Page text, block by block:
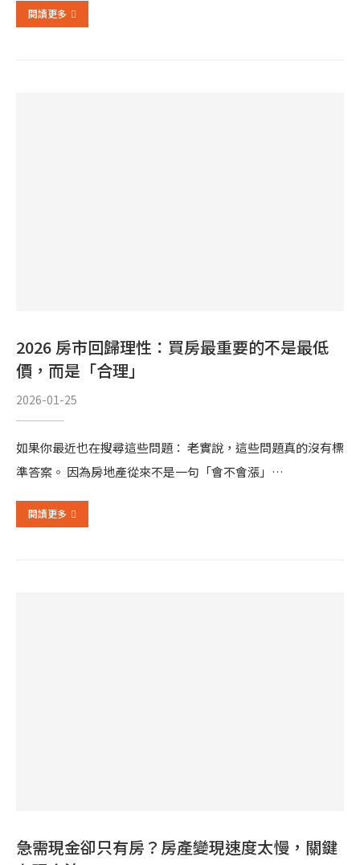
閱讀更多
2026 房市回歸理性：買房最重要的不是最低
價，而是「合理」
2026-01-25
如果你最近也在搜尋這些問題： 老實說，這些問題真的沒有標
準答案。 因為房地產從來不是一句「會不會漲」…
閱讀更多
急需現金卻只有房？房產變現速度太慢，關鍵